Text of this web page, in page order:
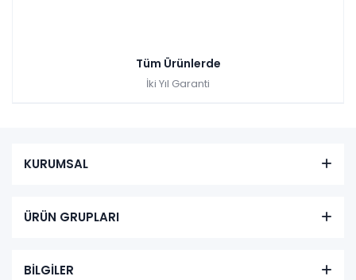
Tüm Ürünlerde
İki Yıl Garanti
KURUMSAL
ÜRÜN GRUPLARI
BİLGİLER